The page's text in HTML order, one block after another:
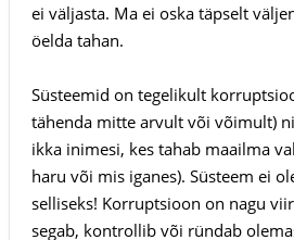
ei väljasta. Ma ei oska täpselt
öelda tahan.
Süsteemid on tegelikult
tähenda mitte arvult või võimult)
ikka inimesi, kes tahab maailma
haru või mis iganes). Süsteem ei
selliseks! Korruptsioon on nagu
segab, kontrollib või ründab